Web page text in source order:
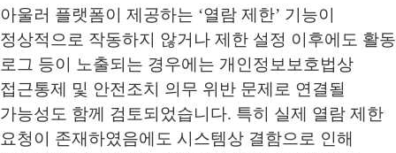
아울러 플랫폼이 제공하는 ‘열람 제한’ 기능이
정상적으로 작동하지 않거나 제한 설정 이후에도 활동
로그 등이 노출되는 경우에는 개인정보보호법상
접근통제 및 안전조치 의무 위반 문제로 연결될
가능성도 함께 검토되었습니다. 특히 실제 열람 제한
요청이 존재하였음에도 시스템상 결함으로 인해